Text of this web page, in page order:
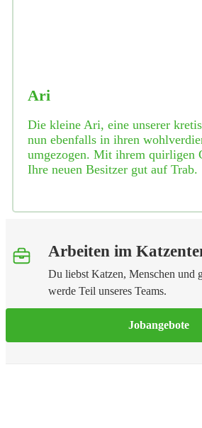
Ari
Die kleine Ari, eine unserer
nun ebenfalls in ihren
umgezogen. Mit ihrem quirligen
Ihre neuen Besitzer gut auf Trab.
Arbeiten im
Du liebst Katzen, Menschen und
werde Teil unseres Teams.
Jobangebote